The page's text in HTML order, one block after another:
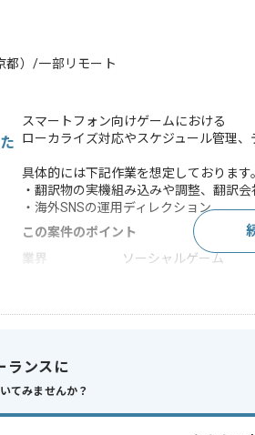
都）/一部リモート
スマートフォン向けゲームにおける
ローカライズ対応やスケジュール管理
具体的には下記作業を想定しております
・翻訳物の実機組み込みや調整、翻訳
・海外SNSの運用ディレクション
この案件のポイント
業界
ソーシャルゲーム
特徴
20代活躍中
求めるスキル
ランスに
てみませんか？